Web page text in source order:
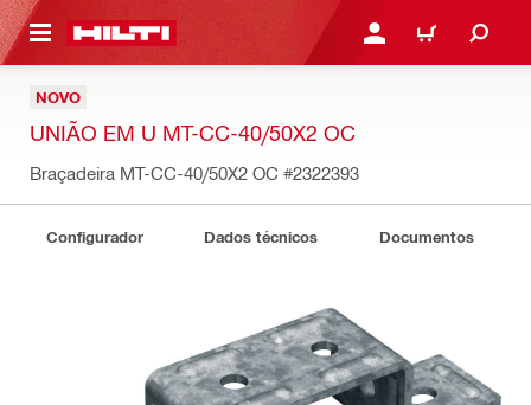
CONTENT ENTRAR OU REGISTAR
CARRINHO
NOVO
UNIÃO EM U MT-CC-40/50X2 OC
Braçadeira MT-CC-40/50X2 OC #2322393
Configurador Dados técnicos Documentos